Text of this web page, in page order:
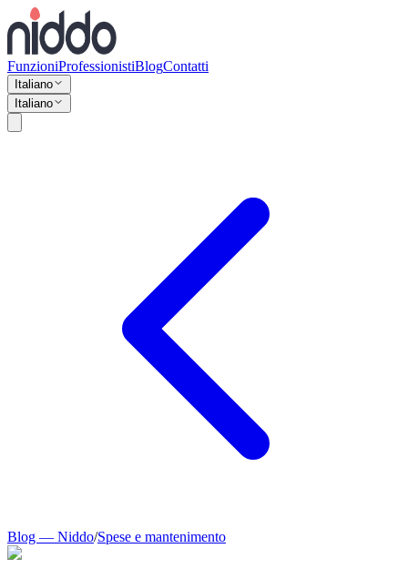
FunzioniProfessionistiBlogContatti
Italiano
Italiano
Blog — Niddo/Spese e mantenimento